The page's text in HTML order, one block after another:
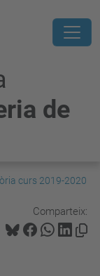
de
curs 2019-2020
Comparteix: